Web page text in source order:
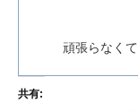
頑張らなく
共有: